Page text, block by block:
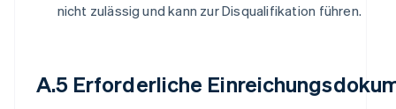
nicht zulässig und kann zur Disqualifikation führen.
A.5 Erforderliche